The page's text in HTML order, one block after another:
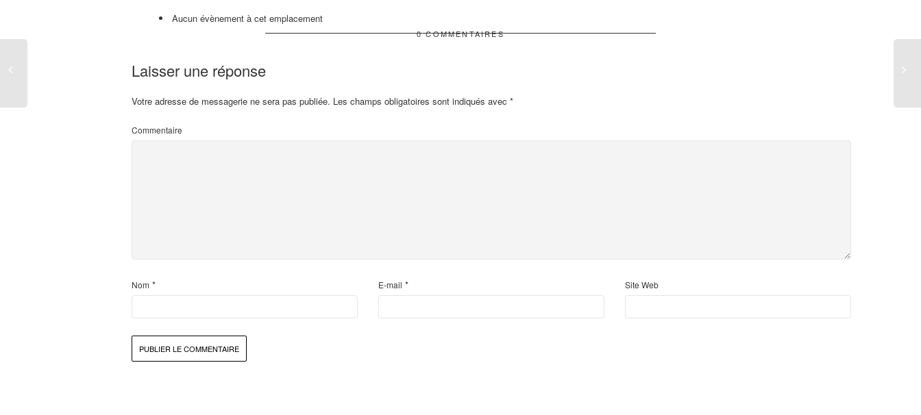
Aucun évènement à cet emplacement
0 COMMENTAIRES
Laisser une réponse
Votre adresse de messagerie ne sera pas publiée. Les champs obligatoires sont indiqués avec *
Commentaire
Nom * E-mail * Site Web